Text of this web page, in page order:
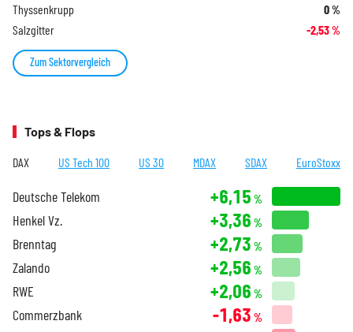
Thyssenkrupp 0%
Salzgitter -2,53%
Zum Sektorvergleich
Tops & Flops
DAX US Tech 100 US 30 MDAX SDAX EuroStoxx
Deutsche Telekom +6,15 %
Henkel Vz. +3,36 %
Brenntag +2,73 %
Zalando +2,56 %
RWE +2,06 %
Commerzbank -1,63 %